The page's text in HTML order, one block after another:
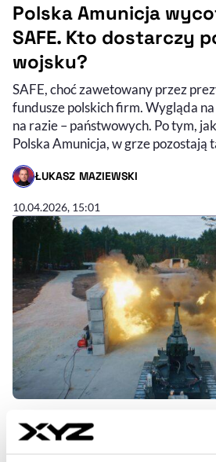
Polska Amunicja
SAFE. Kto dostarczy
wojsku?
SAFE, choć zawetowany przez
fundusze polskich firm. Wygląda
na razie – państwowych. Po tym,
Polska Amunicja, w grze pozostają
ŁUKASZ MAZIEWSKI
- AUTOR ARTYKUŁU - PROFIL
10.04.2026, 15:01
KNF zatwierdziła